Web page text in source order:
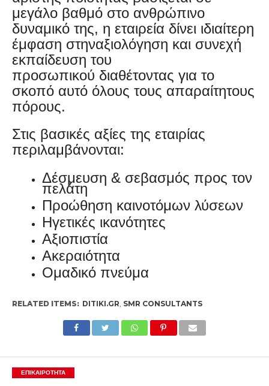
μεγάλο βαθμό στο ανθρώπινο
δυναμικό της, η εταιρεία δίνει ιδιαίτερη
έμφαση στηναξιολόγηση και συνεχή
εκπαίδευση του
προσωπικού διαθέτοντας για το
σκοπό αυτό όλους τους απαραίτητους
πόρους.
Στις βασικές αξίες της εταιρίας
περιλαμβάνονται:
Δέσμευση & σεβασμός προς τον
πελάτη
Προώθηση καινοτόμων λύσεων
Ηγετικές ικανότητες
Αξιοπιστία
Ακεραιότητα
Ομαδικό πνεύμα
RELATED ITEMS: DITIKI.GR SMR CONSULTANTS
ΕΠΙΚΑΙΡΟΤΗΤΑ